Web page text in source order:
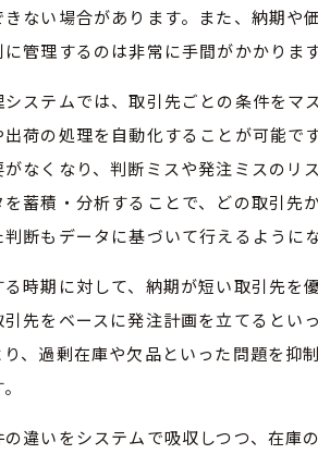
ない場合があります。また、納期や
管理するのは非常に手間がかかります
ステムでは、取引先ごとの条件をマ
荷の処理を自動化することが可能で
なくなり、判断ミスや発注ミスのリ
蓄積・分析することで、どの取引先
断もデータに基づいて行えるようにな
時期に対して、納期が短い取引先を
先をベースに発注計画を立てるとい
、過剰在庫や欠品といった問題を抑
違いをシステムで吸収しつつ、在庫